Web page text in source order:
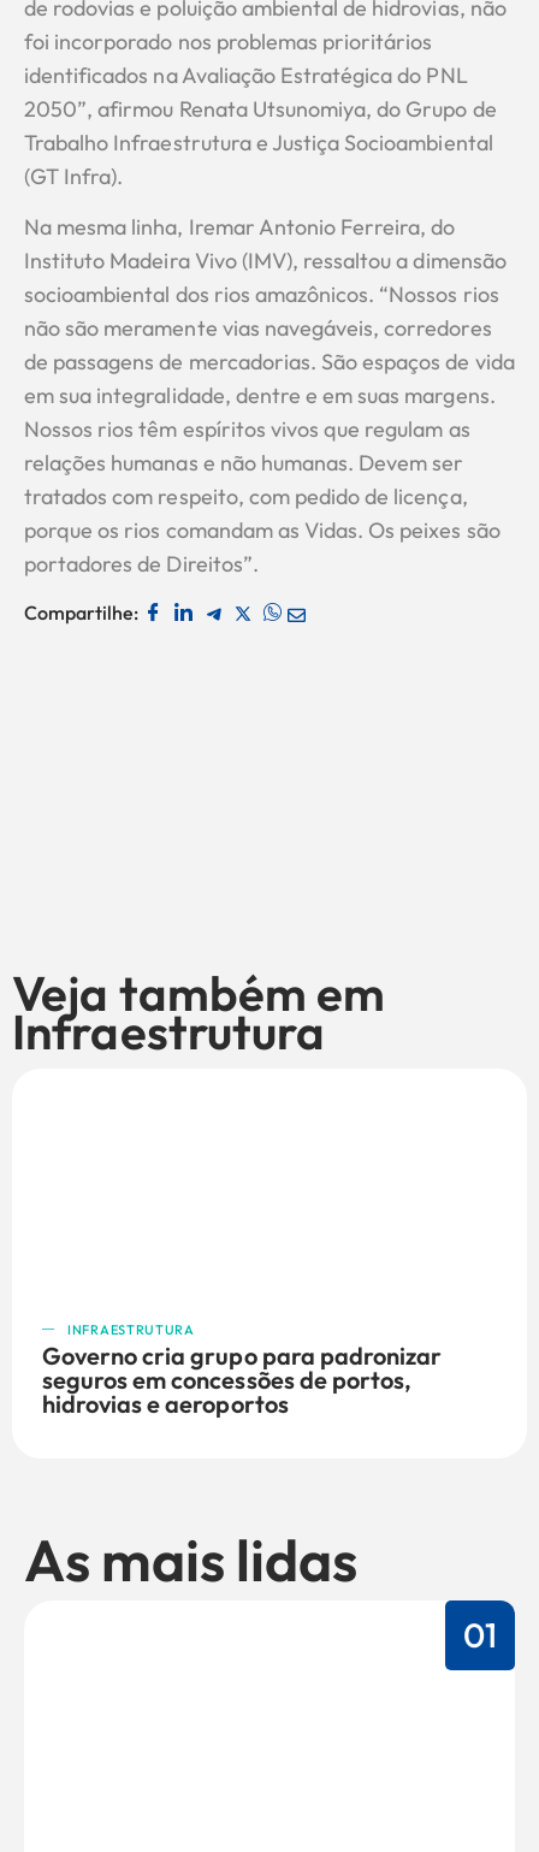
de rodovias e poluição ambiental de hidrovias, não
foi incorporado nos problemas prioritários
identificados na Avaliação Estratégica do PNL
2050”, afirmou Renata Utsunomiya, do Grupo de
Trabalho Infraestrutura e Justiça Socioambiental
(GT Infra).
Na mesma linha, Iremar Antonio Ferreira, do
Instituto Madeira Vivo (IMV), ressaltou a dimensão
socioambiental dos rios amazônicos. “Nossos rios
não são meramente vias navegáveis, corredores
de passagens de mercadorias. São espaços de vida
em sua integralidade, dentre e em suas margens.
Nossos rios têm espíritos vivos que regulam as
relações humanas e não humanas. Devem ser
tratados com respeito, com pedido de licença,
porque os rios comandam as Vidas. Os peixes são
portadores de Direitos”.
Compartilhe:
Veja também em
Infraestrutura
INFRAESTRUTURA
Governo cria grupo para padronizar
seguros em concessões de portos,
hidrovias e aeroportos
As mais lidas
01